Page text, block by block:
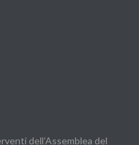
dell’Assemblea del